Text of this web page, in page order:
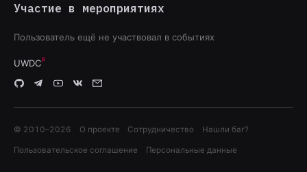
Участие в мероприятиях
Пользователь ещё не участвовал в событиях
UWDC
© 2010–2026 О проекте Сотрудничество Нашли баг?
Пользовательское соглашение Персональные данные